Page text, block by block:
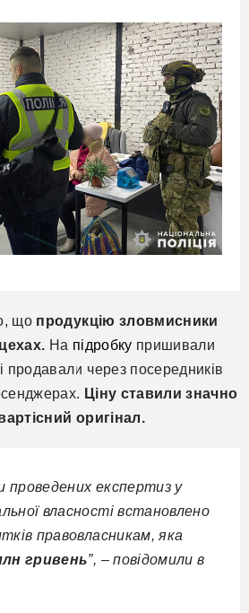
що продукцію зловмисники
На підробку пришивали
і продавали через посередників
Ціну ставили значно
оригінал.
проведених експертиз у
власності встановлено
правовласникам, яка
гривень”, –повідомили в